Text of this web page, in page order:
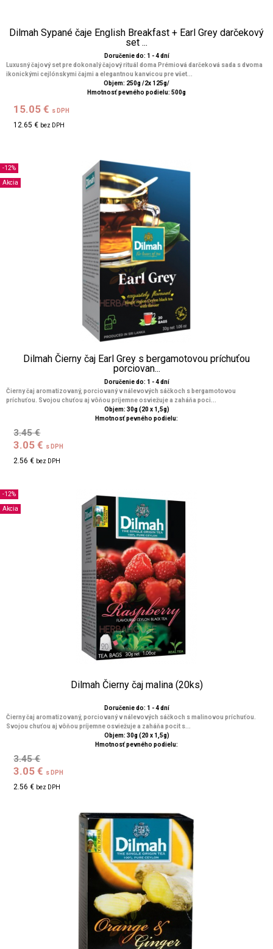
Dilmah Sypané čaje English Breakfast + Earl Grey darčekový
set ...
Doručenie do: 1 - 4 dní
Luxusný čajový set pre dokonalý čajový rituál doma Prémiová darčeková sada s dvoma
ikonickými cejlónskymi čajmi a elegantnou kanvicou pre všet...
Objem: 250g /2x 125g/
Hmotnosť pevného podielu: 500g
15.05 € s DPH
12.65 € bez DPH
-12%
Akcia
Dilmah Čierny čaj Earl Grey s bergamotovou príchuťou
porciovan...
Doručenie do: 1 - 4 dní
Čierny čaj aromatizovaný, porciovaný v nálevových sáčkoch s bergamotovou
príchuťou. Svojou chuťou aj vôňou príjemne osviežuje a zaháňa poci...
Objem: 30g (20 x 1,5g)
Hmotnosť pevného podielu:
3.45 €
3.05 € s DPH
2.56 € bez DPH
-12%
Akcia
Dilmah Čierny čaj malina (20ks)
Doručenie do: 1 - 4 dní
Čierny čaj aromatizovaný, porciovaný v nálevových sáčkoch s malinovou príchuťou.
Svojou chuťou aj vôňou príjemne osviežuje a zaháňa pocit s...
Objem: 30g (20 x 1,5g)
Hmotnosť pevného podielu:
3.45 €
3.05 € s DPH
2.56 € bez DPH